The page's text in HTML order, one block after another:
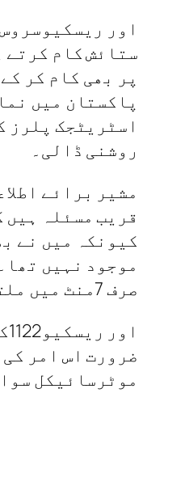
پر بھی کام کر
روشنی ڈالی۔
مشیر برائے
قریب مسئلہ
کیونکہ میں نے
موجود نہیں تھا۔
صرف 7منٹ میں ملتی ہے۔
ضرورت اس امر
موٹرسائیکل